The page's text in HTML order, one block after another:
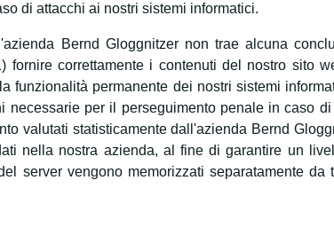
di attacchi ai nostri sistemi informatici.
Bernd Gloggnitzer non trae alcuna
fornire correttamente i contenuti del nostro sito
funzionalità permanente dei nostri sistemi
per il perseguimento penale in caso
valutati statisticamente dall'azienda Bernd
nella nostra azienda, al fine di garantire un
server vengono memorizzati separatamente